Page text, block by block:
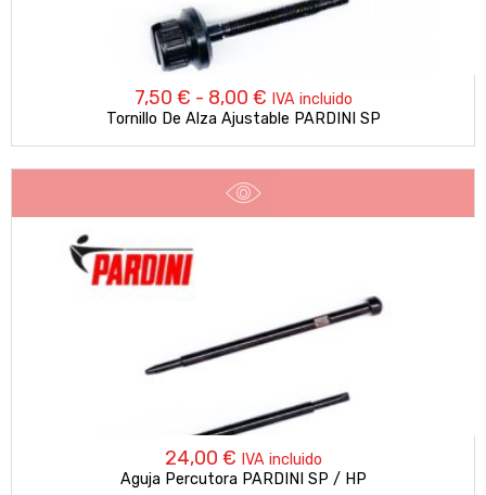
7,50 € - 8,00 €Rango
de
precios:
IVA incluido
Tornillo De Alza Ajustable PARDINI SP
24,00 € IVA incluido
Aguja Percutora PARDINI SP / HP